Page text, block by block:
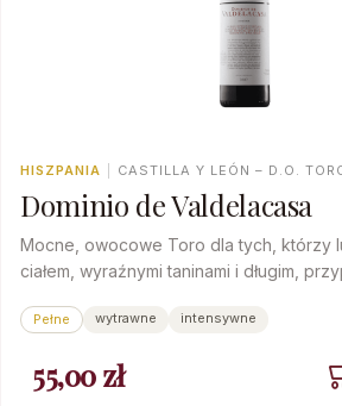
HISZPANIA CASTILLA Y LEÓN – D.O.
Dominio de Valdelacasa
Mocne, owocowe Toro dla tych, którzy
ciałem, wyraźnymi taninami i długim,
Pełne wytrawne intensywne
55,00zł